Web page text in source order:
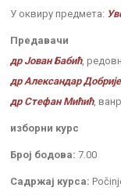
У оквиру предмета:
Предавачи
др Јован Бабић,
др Александар
др Стефан Мићић,
изборни курс
Број бодова: 7.00
Садржај курса: